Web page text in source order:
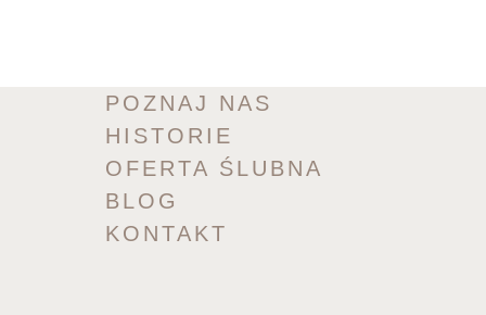
POZNAJ NAS
HISTORIE
OFERTA ŚLUBNA
BLOG
KONTAKT